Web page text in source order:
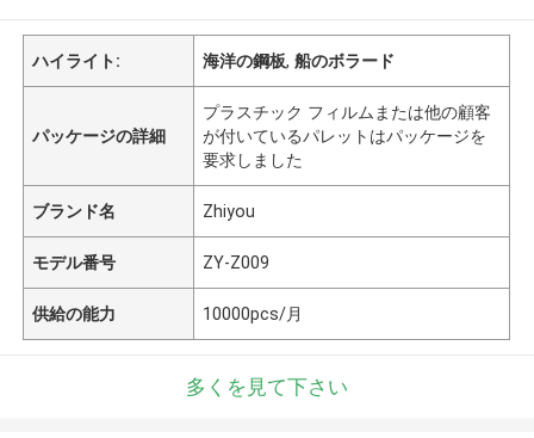
ハイライト: 海洋の鋼板,船のボラード
パッケージの詳細
プラスチック フィルムまたは他の顧客
が付いているパレットはパッケージを
要求しました
ブランド名 Zhiyou
モデル番号 ZY-Z009
供給の能力 10000pcs/月
多くを見て下さい